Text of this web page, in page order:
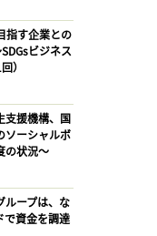
指す企業との
ビジネス
）
支援機構、国
ソーシャルボ
の状況〜
ループは、な
で資金を調達